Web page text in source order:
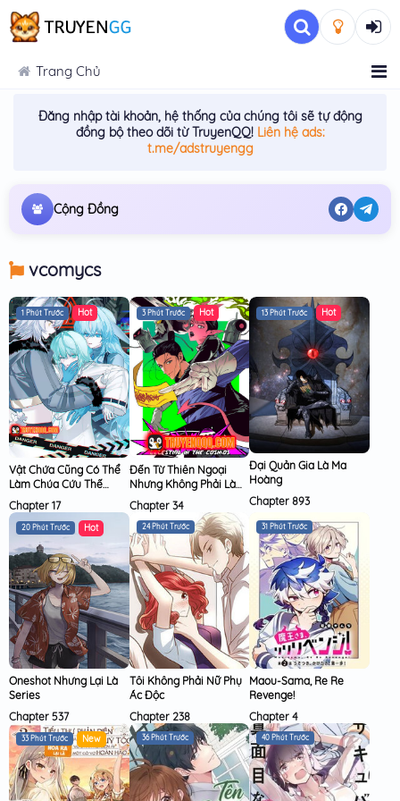
Trang Chủ
Đăng nhập tài khoản, hệ thống của chúng tôi sẽ tự động
đồng bộ theo dõi từ TruyenQQ! Liên hệ ads:
t.me/adstruyengg
Cộng Đồng
vcomycs
1 Phút Trước
Vật Chứa Cũng Có Thể
Làm Chúa Cứu Thế
Sao?
Chapter 17
3 Phút Trước
Đến Từ Thiên Ngoại
Nhưng Không Phải Là
Tiên
Chapter 34
13 Phút Trước
Đại Quản Gia Là Ma
Hoàng
Chapter 893
20 Phút Trước
Oneshot Nhưng Lại Là
Series
Chapter 537
24 Phút Trước
Tôi Không Phải Nữ Phụ
Ác Độc
Chapter 238
31 Phút Trước
Maou-Sama, Re Re
Revenge!
Chapter 4
33 Phút Trước 36 Phút Trước 40 Phút Trước